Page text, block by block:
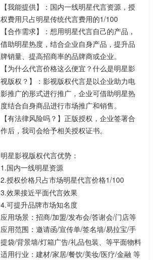
【我能提供】：国内一线明星代言资源，授
权费用只占明星传统代言费用的1/100
【合作需求】：想用明星代言自己的产品，
借助明星热度，结合企业自身产品，提升品
牌销量、提高招商率的品牌商或企业。
【为什么代言价格这么便宜？什么是明星影
视版权？】：影视版权代言是以企业助力电
影推广的形式进行推广，企业可借助明星热
度结合自身商品进行市场推广和销售。
【有法律风险吗？】正版授权，企业签署合
作后，我司会给予相关授权证书。
明星影视版权代言优势：
1.国内一线明星资源
2.授权价格只占市场明星代言价格1/100
3.效果接近平面代言效果
4.可提升品牌市场知名度
应用场景：招商/加盟/发布会/答谢会/门店等
应用范围：邀请函/宣传单/签名墙/易拉宝/手
提袋/背景墙/灯箱广告/礼品包装、等平面物料
适用行业：建材/家居/餐饮/美妆/医疗/金融 等